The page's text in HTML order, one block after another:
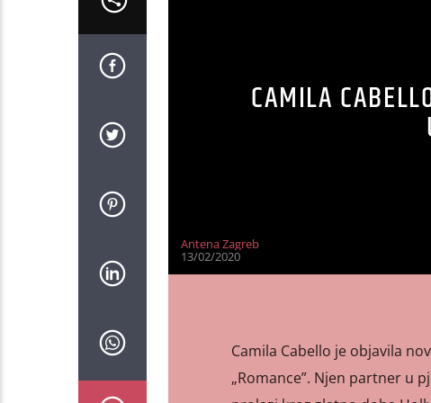
CAMILA
Antena Zagreb
13/02/2020
Camila Cabello je objavila
„Romance”. Njen partner u